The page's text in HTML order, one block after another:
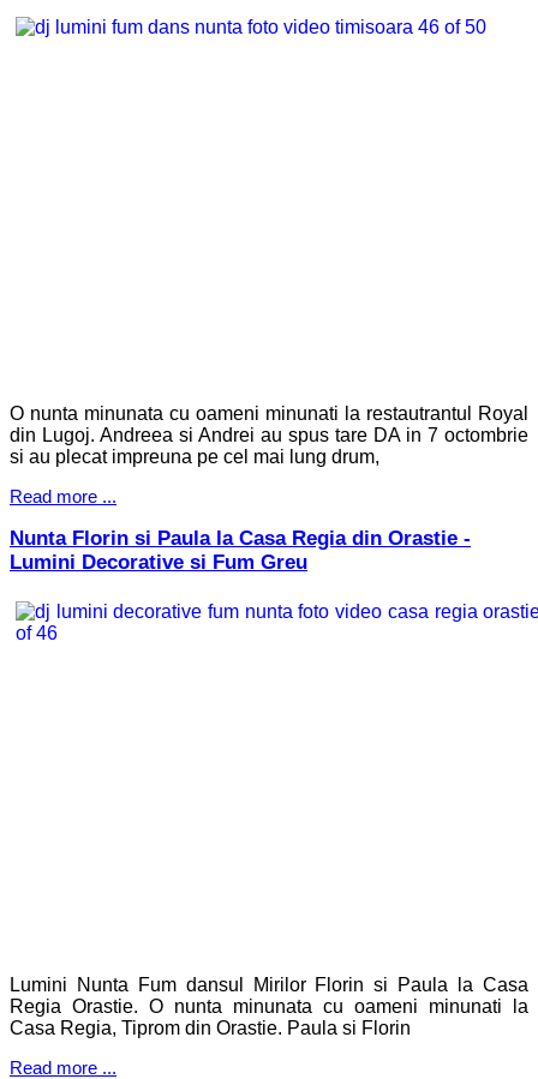
O nunta minunata cu oameni minunati la restautrantul Royal
din Lugoj. Andreea si Andrei au spus tare DA in 7 octombrie
si au plecat impreuna pe cel mai lung drum,
Read more ...
Nunta Florin si Paula la Casa Regia din Orastie -
Lumini Decorative si Fum Greu
Lumini Nunta Fum dansul Mirilor Florin si Paula la Casa
Regia Orastie. O nunta minunata cu oameni minunati la
Casa Regia, Tiprom din Orastie. Paula si Florin
Read more ...